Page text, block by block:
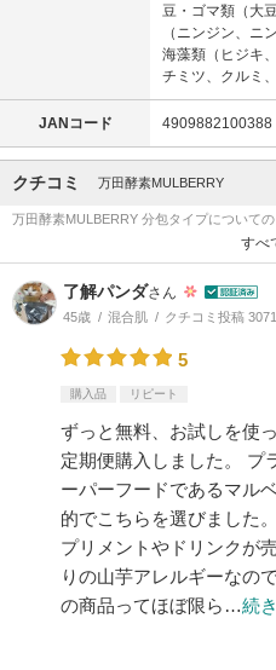
豆・ゴマ類（大
（ニンジン、ニ
海藻類（ヒジキ
チミツ、クルミ
JANコード 4909882100388
クチコミ 万田酵素MULBERRY
万田酵素MULBERRY 分包タイプについて
すべ
了解パンダさん
45歳 混合肌 クチコミ投稿
5
購入品 リピート
ずっと無料、お試しを使
定期便購入しました。 プ
ーパーフードであるマル
的でこちらを選びました
プリメントやドリンクが
りの山芋アレルギーなの
の商品ってほぼ限ら…続